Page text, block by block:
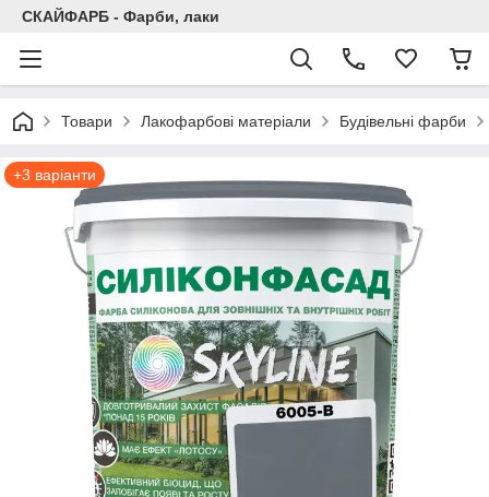
СКАЙФАРБ - Фарби, лаки
Товари Лакофарбові матеріали Будівельні фарби
+3 варіанти